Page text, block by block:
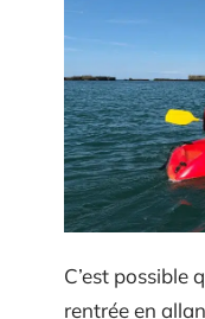
C’est possible
rentrée en